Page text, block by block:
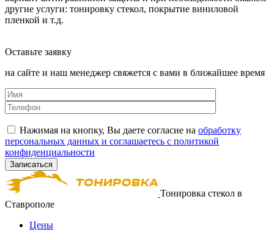
другие услуги: тонировку стекол, покрытие виниловой
пленкой и т.д.
Оставьте заявку
на сайте и наш менеджер свяжется с вами в ближайшее время
Нажимая на кнопку, Вы даете согласие на обработку
персональных данных и соглашаетесь с политикой
конфиденциальности
Тонировка стекол в
Ставрополе
Цены